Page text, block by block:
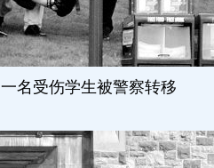
一名受伤学生被警察转移